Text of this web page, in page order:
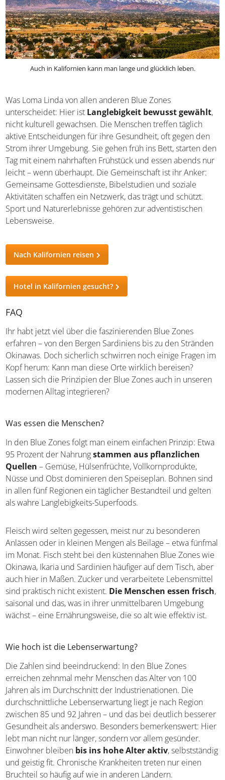
Auch in Kalifornien kann man lange und glücklich leben.
Was Loma Linda von allen anderen Blue Zones
unterscheidet: Hier istLanglebigkeit bewusst
gewählt, nicht kulturell gewachsen. Die Menschen
treffen täglich aktive Entscheidungen für ihre Gesundheit,
oft gegen den Strom ihrer Umgebung. Sie gehen früh ins
Bett, starten den Tag mit einem nahrhaften Frühstück und
essen abends nur leicht – wenn überhaupt. Die
Bibelstudien und soziale Aktivitäten schaffen ein
Netzwerk, das trägt und schützt. Sport und
Naturerlebnisse gehören zur adventistischen
Lebensweise.
Nach Kalifornien reisen
Hotel in Kalifornien gesucht?
FAQ
Ihr habt jetzt viel über die faszinierenden Blue Zones
einige Fragen im Kopf herum: Kann man diese Orte
wirklich bereisen? Lassen sich die Prinzipien der Blue
Zones auch in unseren modernen Alltag integrieren?
Was essen die Menschen?
In den Blue Zones folgt man einem einfachen Prinzip:
pflanzlichen Quellen
– Gemüse, Hülsenfrüchte,
Vollkornprodukte, Nüsse und Obst dominieren den
Speiseplan. Bohnen sind in allen fünf Regionen ein
täglicher Bestandteil und gelten als wahre Langlebigkeits-
Superfoods.
Fleisch wird selten gegessen, meist nur zu besonderen
Anlässen oder in kleinen Mengen als Beilage – etwa
Tisch, aber auch hier in Maßen. Zucker und verarbeitete
Lebensmittel sind praktisch nicht existent.Die
Menschen essen frisch, saisonal und das, was in ihrer
unmittelbaren Umgebung wächst – eine
Ernährungsweise, die so alt wie effektiv ist.
Wie hoch ist die Lebenserwartung?
Die Zahlen sind beeindruckend: In den Blue Zones
erreichen zehnmal mehr Menschen das Alter von 100
Jahren als im Durchschnitt der Industrienationen. Die